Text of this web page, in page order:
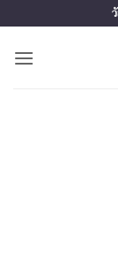
to
content